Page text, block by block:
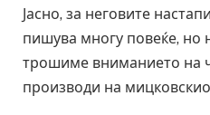
Јасно, за неговите
пишува многу повеќе, но
трошиме вниманието на
производи на